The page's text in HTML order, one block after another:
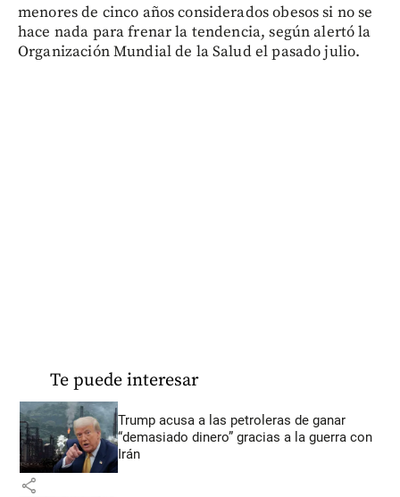
menores de cinco años considerados obesos si no se
hace nada para frenar la tendencia, según alertó la
Organización Mundial de la Salud el pasado julio.
Te puede interesar
Trump acusa a las petroleras de ganar
“demasiado dinero” gracias a la guerra con
Irán
share